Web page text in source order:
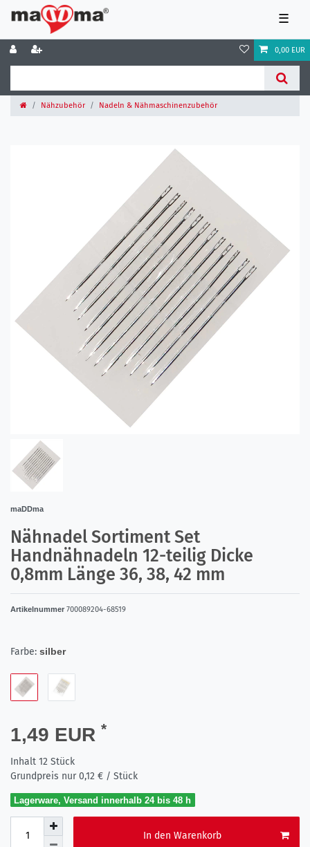
☰
0,00 EUR
Nähzubehör Nadeln & Nähmaschinenzubehör
maDDma
Nähnadel Sortiment Set
Handnähnadeln 12-teilig Dicke
0,8mm Länge 36, 38, 42 mm
Artikelnummer 700089204-68519
Farbe: silber
1,49 EUR *
Inhalt 12 Stück
Grundpreis nur0,12 € / Stück
Lagerware, Versand innerhalb 24 bis 48 h
In den Warenkorb